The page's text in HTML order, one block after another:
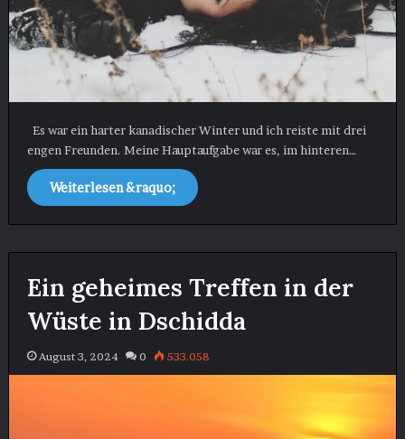
Es war ein harter kanadischer Winter und ich reiste mit drei
engen Freunden. Meine Hauptaufgabe war es, im hinteren…
Weiterlesen &raquo;
Ein geheimes Treffen in der
Wüste in Dschidda
August 3, 2024 0 533.058